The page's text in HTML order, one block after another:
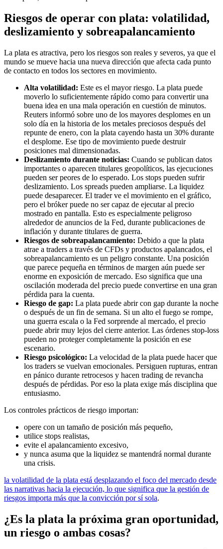
Riesgos de operar con plata: volatilidad,
deslizamiento y sobreapalancamiento
La plata es atractiva, pero los riesgos son reales y severos, ya que el
mundo se mueve hacia una nueva dirección que afecta cada punto
de contacto en todos los sectores en movimiento.
Alta volatilidad: Este es el mayor riesgo. La plata puede
moverlo lo suficientemente rápido como para convertir una
buena idea en una mala operación en cuestión de minutos.
Reuters informó sobre uno de los mayores desplomes en un
solo día en la historia de los metales preciosos después del
repunte de enero, con la plata cayendo hasta un 30% durante
el desplome. Ese tipo de movimiento puede destruir
posiciones mal dimensionadas.
Deslizamiento durante noticias: Cuando se publican datos
importantes o aparecen titulares geopolíticos, las ejecuciones
pueden ser peores de lo esperado. Los stops pueden sufrir
deslizamiento. Los spreads pueden ampliarse. La liquidez
puede desaparecer. El trader ve el movimiento en el gráfico,
pero el bróker puede no ser capaz de ejecutar al precio
mostrado en pantalla. Esto es especialmente peligroso
alrededor de anuncios de la Fed, durante publicaciones de
inflación y durante titulares de guerra.
Riesgos de sobreapalancamiento: Debido a que la plata
atrae a traders a través de CFDs y productos apalancados, el
sobreapalancamiento es un peligro constante. Una posición
que parece pequeña en términos de margen aún puede ser
enorme en exposición de mercado. Eso significa que una
oscilación moderada del precio puede convertirse en una gran
pérdida para la cuenta.
Riesgo de gap: La plata puede abrir con gap durante la noche
o después de un fin de semana. Si un alto el fuego se rompe,
una guerra escala o la Fed sorprende al mercado, el precio
puede abrir muy lejos del cierre anterior. Las órdenes stop-loss
pueden no proteger completamente la posición en ese
escenario.
Riesgo psicológico: La velocidad de la plata puede hacer que
los traders se vuelvan emocionales. Persiguen rupturas, entran
en pánico durante retrocesos y hacen trading de revancha
después de pérdidas. Por eso la plata exige más disciplina que
entusiasmo.
Los controles prácticos de riesgo importan:
opere con un tamaño de posición más pequeño,
utilice stops realistas,
evite el apalancamiento excesivo,
y nunca asuma que la liquidez se mantendrá normal durante
una crisis.
la volatilidad de la plata está desplazando el foco del mercado desde
las narrativas hacia la ejecución, lo que significa que la gestión de
riesgos importa más que la convicción por sí sola.
¿Es la plata la próxima gran oportunidad,
un riesgo o ambas cosas?